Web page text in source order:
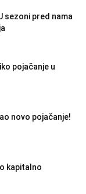
sezoni pred nama
pojačanje u
novo pojačanje!
kapitalno